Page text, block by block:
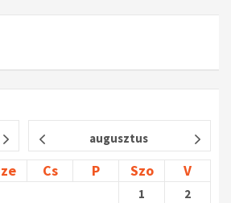
augusztus
Cs P Szo V
1 2